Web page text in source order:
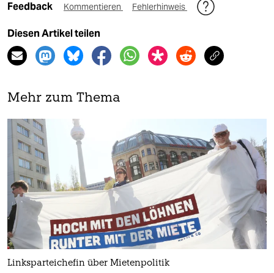
Feedback Kommentieren Fehlerhinweis
Diesen Artikel teilen
Mehr zum Thema
Linksparteichefin über Mietenpolitik